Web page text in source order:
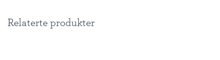
Relaterte produkter